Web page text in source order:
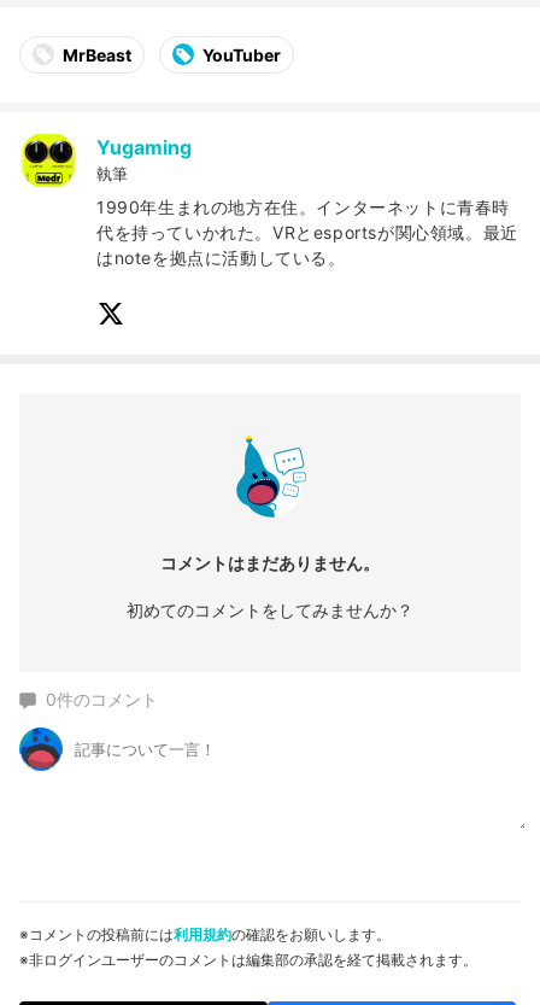
MrBeast YouTuber
Yugaming
執筆
1990年生まれの地方在住。インターネットに青春時
代を持っていかれた。VRとesportsが関心領域。最近
はnoteを拠点に活動している。
コメントはまだありません。
初めてのコメントをしてみませんか？
0件のコメント
※コメントの投稿前には利用規約の確認をお願いします。
※非ログインユーザーのコメントは編集部の承認を経て掲載されます。